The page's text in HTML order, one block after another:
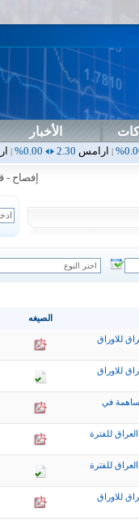
الأخبار
2.30
0.00%
|اربيل0.00
0.00%
إفصاح -
الصيغه
للاوراق
للاوراق
في
للفترة
للفترة
للاوراق